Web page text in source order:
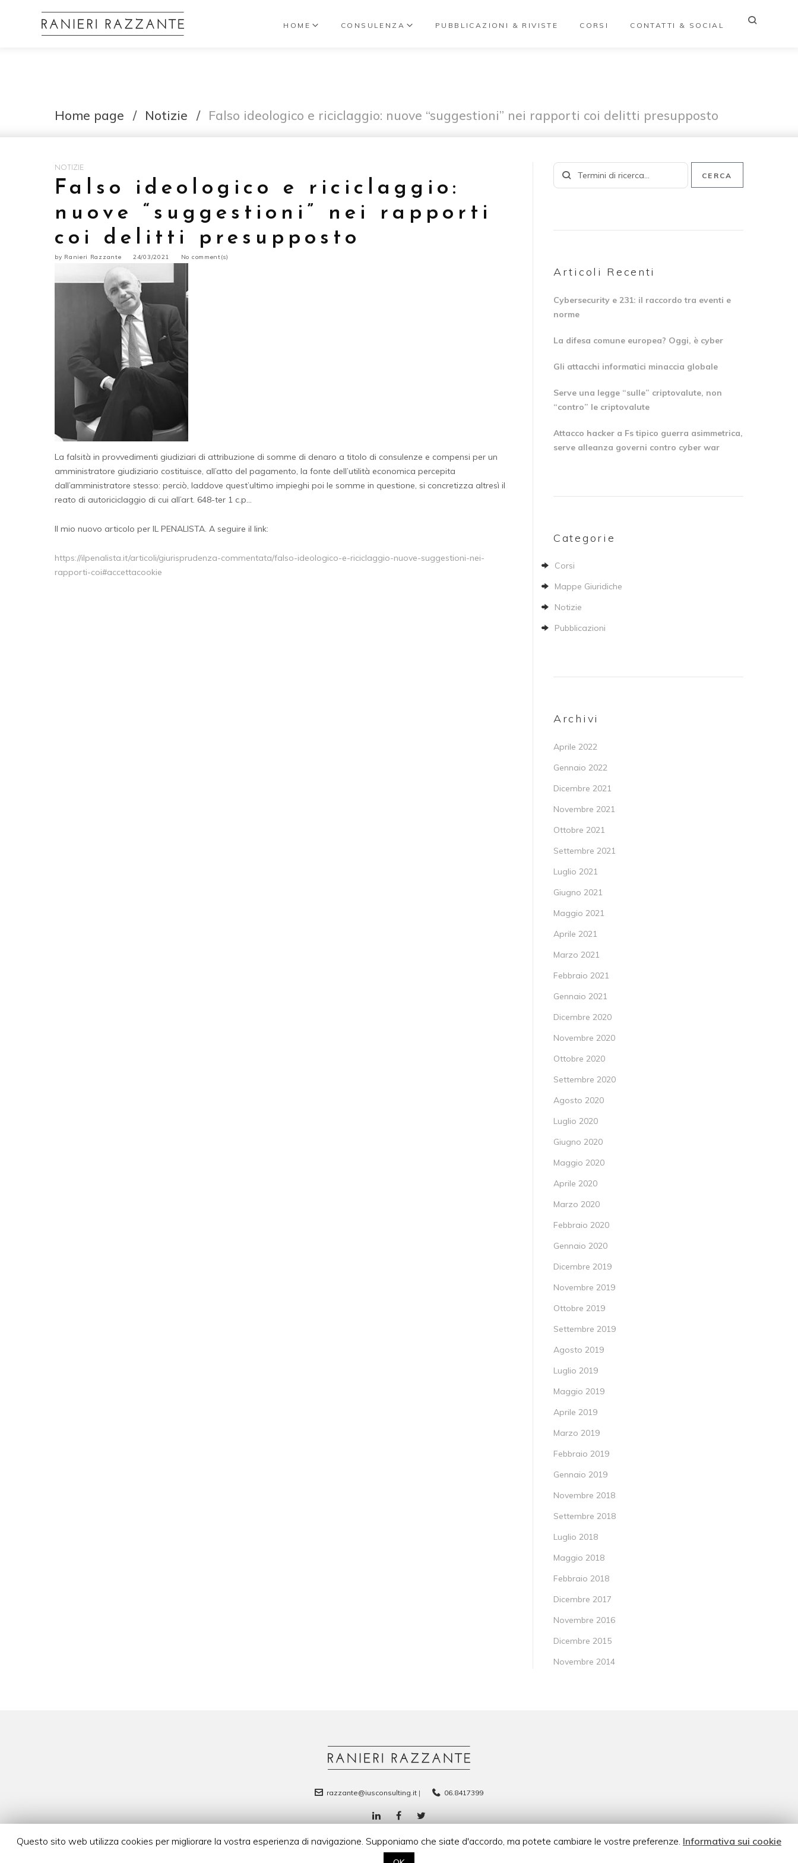
HOME CONSULENZA PUBBLICAZIONI & RIVISTE CORSI CONTATTI & SOCIAL
Home page / Notizie / Falso ideologico e riciclaggio: nuove “suggestioni” nei rapporti coi delitti presupposto
NOTIZIE
Falso ideologico e riciclaggio:
nuove “suggestioni” nei rapporti
coi delitti presupposto
by Ranieri Razzante 24/03/2021 No comment(s)
La falsità in provvedimenti giudiziari di attribuzione di somme di denaro a titolo di consulenze e compensi per un
amministratore giudiziario costituisce, all’atto del pagamento, la fonte dell’utilità economica percepita
dall’amministratore stesso: perciò, laddove quest’ultimo impieghi poi le somme in questione, si concretizza altresì il
reato di autoriciclaggio di cui all’art. 648-ter 1 c.p…
Il mio nuovo articolo per IL PENALISTA. A seguire il link:
https://ilpenalista.it/articoli/giurisprudenza-commentata/falso-ideologico-e-riciclaggio-nuove-suggestioni-nei-
rapporti-coi#accettacookie
CERCA
Articoli Recenti
Cybersecurity e 231: il raccordo tra eventi e
norme
La difesa comune europea? Oggi, è cyber
Gli attacchi informatici minaccia globale
Serve una legge “sulle” criptovalute, non
“contro” le criptovalute
Attacco hacker a Fs tipico guerra asimmetrica,
serve alleanza governi contro cyber war
Categorie
Corsi
Mappe Giuridiche
Notizie
Pubblicazioni
Archivi
Aprile 2022
Gennaio 2022
Dicembre 2021
Novembre 2021
Ottobre 2021
Settembre 2021
Luglio 2021
Giugno 2021
Maggio 2021
Aprile 2021
Marzo 2021
Febbraio 2021
Gennaio 2021
Dicembre 2020
Novembre 2020
Ottobre 2020
Settembre 2020
Agosto 2020
Luglio 2020
Giugno 2020
Maggio 2020
Aprile 2020
Marzo 2020
Febbraio 2020
Gennaio 2020
Dicembre 2019
Novembre 2019
Ottobre 2019
Settembre 2019
Agosto 2019
Luglio 2019
Maggio 2019
Aprile 2019
Marzo 2019
Febbraio 2019
Gennaio 2019
Novembre 2018
Settembre 2018
Luglio 2018
Maggio 2018
Febbraio 2018
Dicembre 2017
Novembre 2016
Dicembre 2015
Novembre 2014
razzante@iusconsulting.it | 06.8417399
© 2022 Ranieri Razzante. All Rights Reserved.
Questo sito web utilizza cookies per migliorare la vostra esperienza di navigazione. Supponiamo che siate d'accordo, ma potete cambiare le vostre preferenze. Informativa sui cookie